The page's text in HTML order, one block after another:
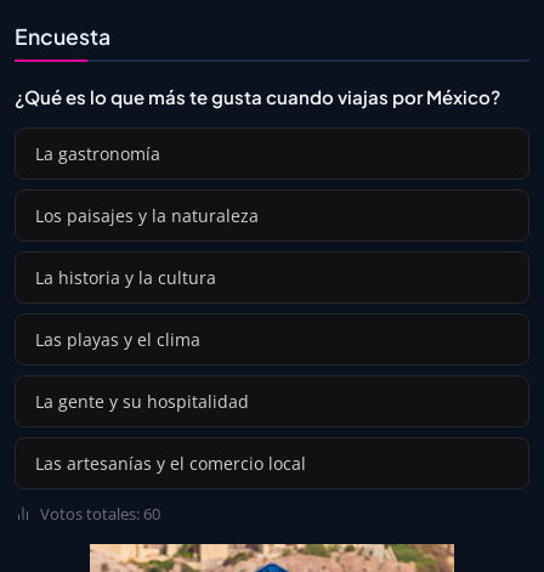
Encuesta
¿Qué es lo que más te gusta cuando viajas por México?
La gastronomía
Los paisajes y la naturaleza
La historia y la cultura
Las playas y el clima
La gente y su hospitalidad
Las artesanías y el comercio local
Votos totales: 60